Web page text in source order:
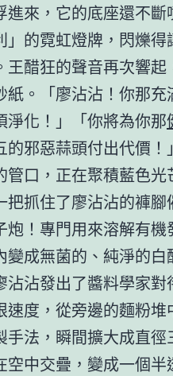
進來，它的底座還不
」的霓虹燈牌，閃爍得
王醋狂的聲音再次響
紙。「廖沾沾！你那
淨化！」「你將為你那
的邪惡蒜頭付出代價
管口，正在聚積藍色
把抓住了廖沾沾的褲
炮！專門用來溶解有
變成無菌的、純淨的
沾沾發出了醬料學家
速度，從旁邊的麵粉
手法，瞬間擴大成直
空中交疊，變成一個